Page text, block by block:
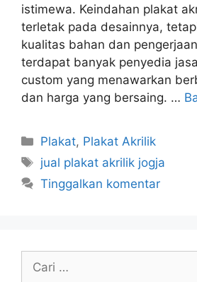
istimewa. Keindahan plakat
terletak pada desainnya,
kualitas bahan dan
terdapat banyak penyedia
custom yang menawarkan
dan harga yang bersaing. …
Kategori
Plakat, Plakat Akrilik
Tag
jual plakat akrilik jogja
Tinggalkan komentar
Cari